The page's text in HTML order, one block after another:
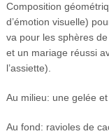
Composition
d’émotion visuelle)
va pour les sphères
et un mariage réussi
l’assiette).
Au milieu: une gelée
Au fond: ravioles de